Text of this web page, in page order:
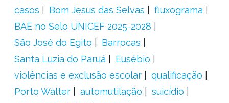
casos
Bom Jesus das Selvas
fluxograma
BAE no Selo UNICEF 2025-2028
São José do Egito
Barrocas
Santa Luzia do Paruá
Eusébio
violências e exclusão escolar
qualificação
Porto Walter
automutilação
suicídio